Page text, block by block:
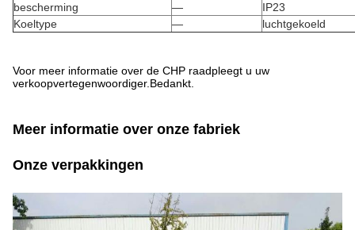
bescherming
—
IP23
Koeltype
— luchtgekoeld
Voor meer informatie over de CHP raadpleegt u uw
verkoopvertegenwoordiger.Bedankt.
Meer informatie over onze fabriek
Onze verpakkingen